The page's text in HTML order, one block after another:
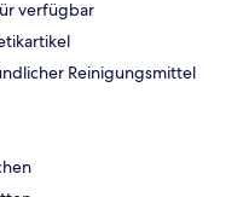
verfügbar
Reinigungsmittel